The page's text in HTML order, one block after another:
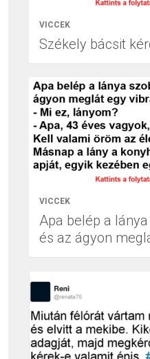
VICCEK
Székely bácsit
VICCEK
Apa belép a
és az ágyon